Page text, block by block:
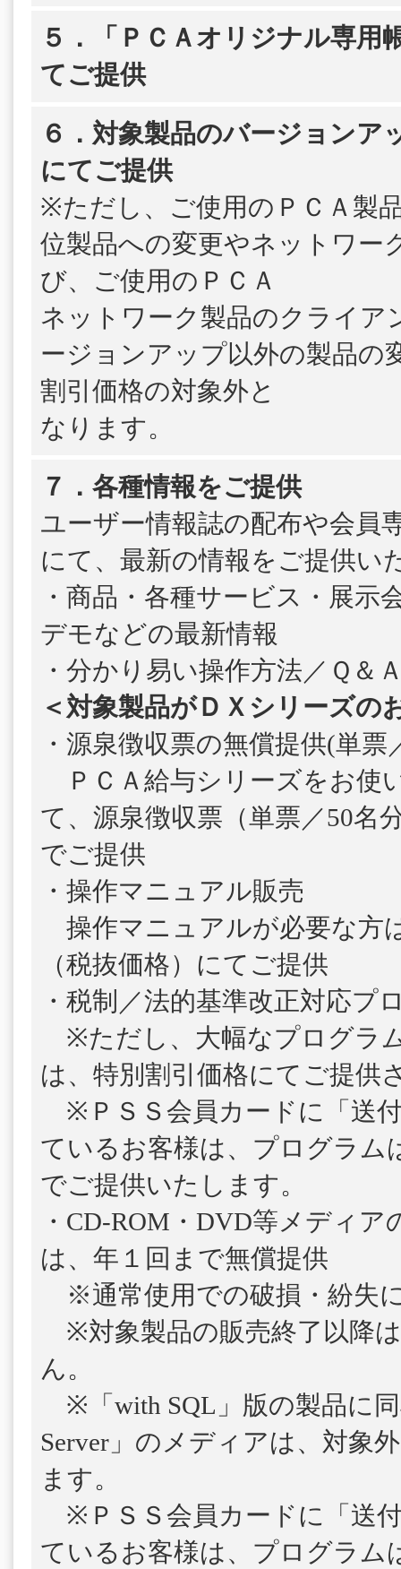
５．「ＰＣＡオリジナル専用
てご提供
６．対象製品のバージョンア
にてご提供
※ただし、ご使用のＰＣＡ製
位製品への変更やネットワー
び、ご使用のＰＣＡ
ネットワーク製品のクライア
ージョンアップ以外の製品の
割引価格の対象外と
なります。
７．各種情報をご提供
ユーザー情報誌の配布や会員
にて、最新の情報をご提供い
・商品・各種サービス・展示
デモなどの最新情報
・分かり易い操作方法／Ｑ＆
＜対象製品がＤＸシリーズの
・源泉徴収票の無償提供(単票
ＰＣＡ給与シリーズをお使
て、源泉徴収票（単票／50名
でご提供
・操作マニュアル販売
操作マニュアルが必要な方
（税抜価格）にてご提供
・税制／法的基準改正対応プ
※ただし、大幅なプログラ
は、特別割引価格にてご提供
※ＰＳＳ会員カードに「送
ているお客様は、プログラム
でご提供いたします。
・CD-ROM・DVD等メディア
は、年１回まで無償提供
※通常使用での破損・紛失
※対象製品の販売終了以降
ん。
※「with SQL」版の製品に
Server」のメディアは、対象
ます。
※ＰＳＳ会員カードに「送
ているお客様は、プログラム